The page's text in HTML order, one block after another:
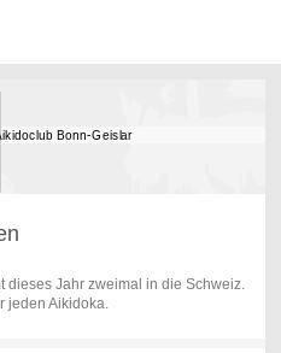
Bonn-Geislar
dieses Jahr zweimal in die Schweiz.
jeden Aikidoka.